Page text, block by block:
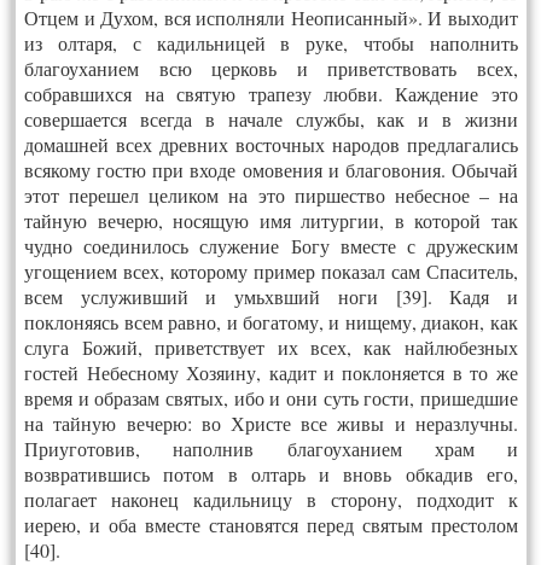
Отцем и Духом, вся исполняли Неописанный». И выходит
из олтаря, с кадильницей в руке, чтобы наполнить
благоуханием всю церковь и приветствовать всех,
собравшихся на святую трапезу любви. Каждение это
совершается всегда в начале службы, как и в жизни
домашней всех древних восточных народов предлагались
всякому гостю при входе омовения и благовония. Обычай
этот перешел целиком на это пиршество небесное – на
тайную вечерю, носящую имя литургии, в которой так
чудно соединилось служение Богу вместе с дружеским
угощением всех, которому пример показал сам Спаситель,
всем услуживший и умьхвший ноги [39]. Кадя и
поклоняясь всем равно, и богатому, и нищему, диакон, как
слуга Божий, приветствует их всех, как найлюбезных
гостей Небесному Хозяину, кадит и поклоняется в то же
время и образам святых, ибо и они суть гости, пришедшие
на тайную вечерю: во Христе все живы и неразлучны.
Приуготовив, наполнив благоуханием храм и
возвратившись потом в олтарь и вновь обкадив его,
полагает наконец кадильницу в сторону, подходит к
иерею, и оба вместе становятся перед святым престолом
[40].